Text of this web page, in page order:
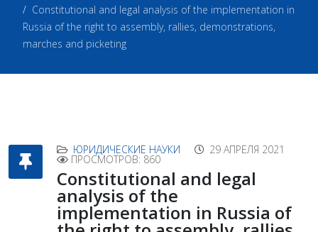
Constitutional and legal analysis of the implementation in
Russia of the right to assembly, rallies, demonstrations,
marches and picketing
ЮРИДИЧЕСКИЕ НАУКИ 29 АПРЕЛЯ 2021
ПРОСМОТРОВ: 860
Constitutional and legal
analysis of the
implementation in Russia of